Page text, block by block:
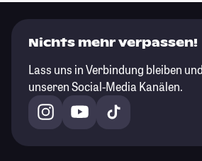
Nichts mehr verpassen!
Lass uns in Verbindung bleiben
unseren Social-Media Kanälen.